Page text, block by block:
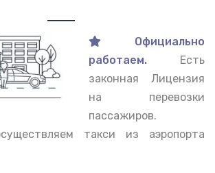
Официально
работаем.
Есть
законная Лицензия
на перевозки
пассажиров.
такси из аэропорта